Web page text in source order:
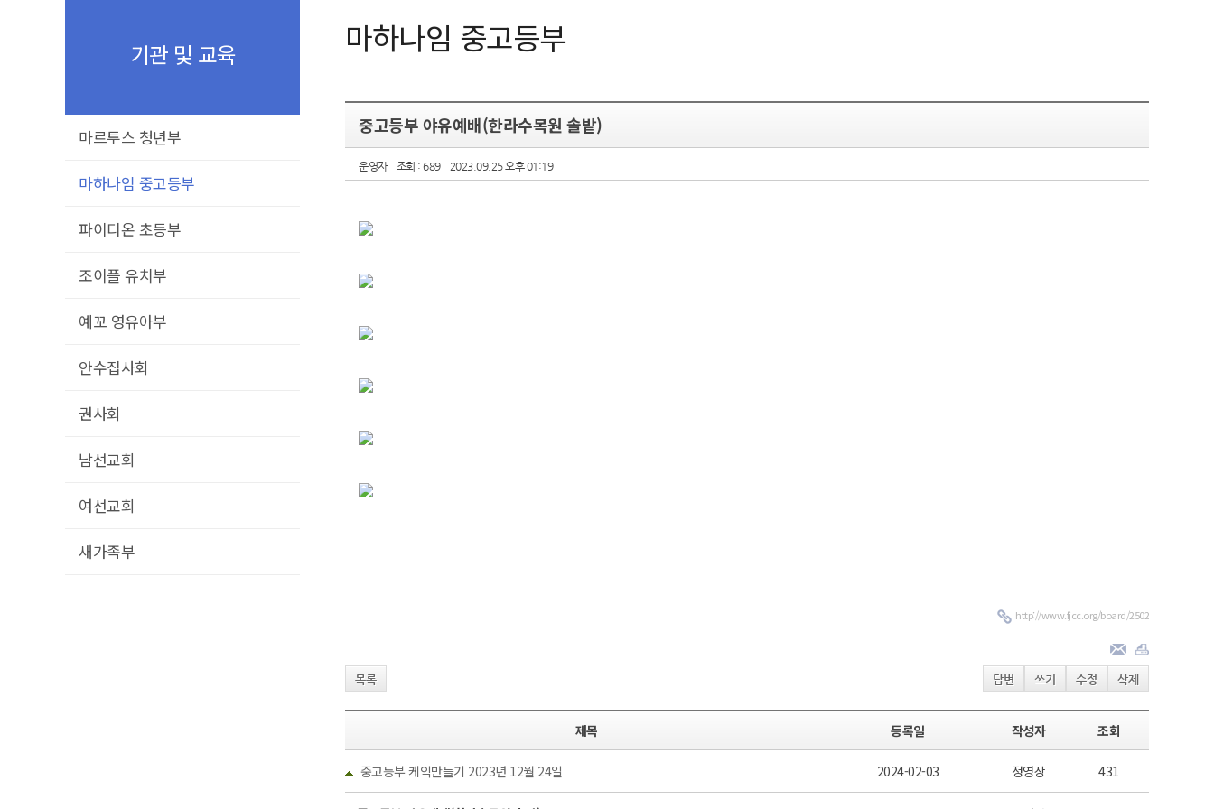
기관 및 교육
마르투스 청년부
마하나임 중고등부
파이디온 초등부
조이플 유치부
예꼬 영유아부
안수집사회
권사회
남선교회
여선교회
새가족부
마하나임 중고등부
중고등부 야유예배(한라수목원 솔밭)
운영자 조회 : 689 2023.09.25 오후 01:19
http://www.fjcc.org/board/2502
목록 답변 쓰기 수정 삭제
제목 등록일 작성자 조회
중고등부 케익만들기 2023년 12월 24일 2024-02-03 정영상 431